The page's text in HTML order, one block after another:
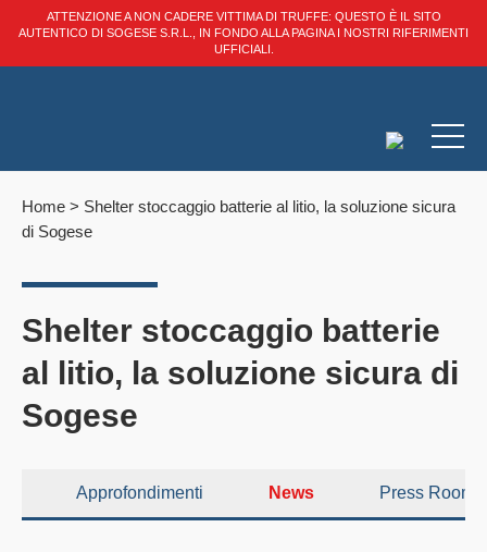
ATTENZIONE A NON CADERE VITTIMA DI TRUFFE: QUESTO È IL SITO
AUTENTICO DI SOGESE S.R.L., IN FONDO ALLA PAGINA I NOSTRI RIFERIMENTI
UFFICIALI.
Home > Shelter stoccaggio batterie al litio, la soluzione sicura
di Sogese
Shelter stoccaggio batterie
al litio, la soluzione sicura di
Sogese
Approfondimenti News Press Room